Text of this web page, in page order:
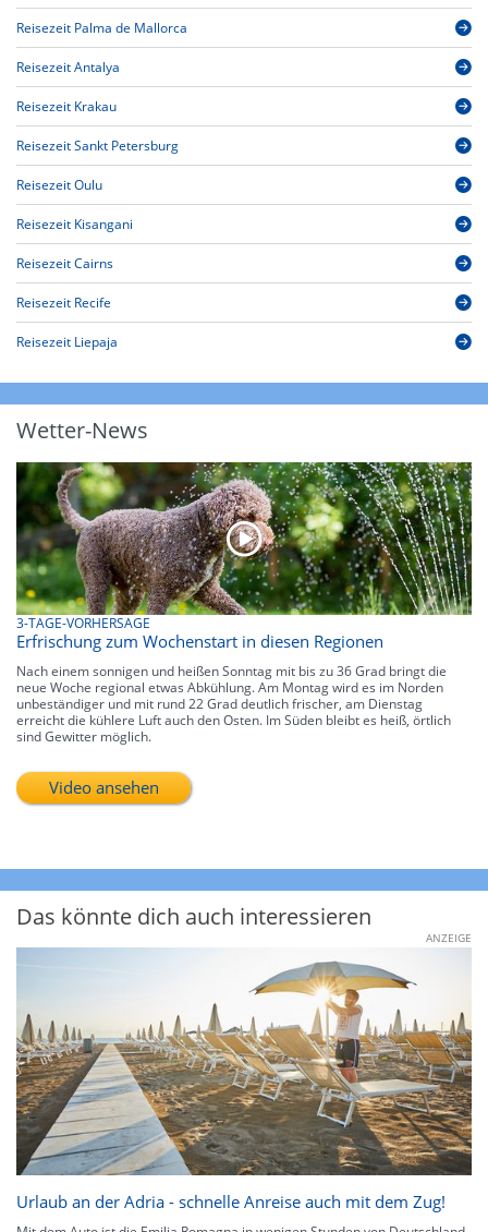
Reisezeit Palma de Mallorca
Reisezeit Antalya
Reisezeit Krakau
Reisezeit Sankt Petersburg
Reisezeit Oulu
Reisezeit Kisangani
Reisezeit Cairns
Reisezeit Recife
Reisezeit Liepaja
Wetter-News
3-TAGE-VORHERSAGE
Erfrischung zum Wochenstart in diesen Regionen
Nach einem sonnigen und heißen Sonntag mit bis zu 36 Grad bringt die
neue Woche regional etwas Abkühlung. Am Montag wird es im Norden
unbeständiger und mit rund 22 Grad deutlich frischer, am Dienstag
erreicht die kühlere Luft auch den Osten. Im Süden bleibt es heiß, örtlich
sind Gewitter möglich.
Video ansehen
Das könnte dich auch interessieren
ANZEIGE
Urlaub an der Adria - schnelle Anreise auch mit dem Zug!